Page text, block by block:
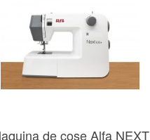
de cose Alfa NEXT